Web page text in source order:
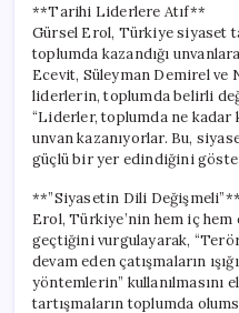
**Tarihi Liderlere Atıf**
Gürsel Erol, Türkiye siyaset
toplumda kazandığı
Ecevit, Süleyman Demirel
liderlerin, toplumda belirli
“Liderler, toplumda ne kadar
unvan kazanıyorlar. Bu,
güçlü bir yer edindiğini
**”Siyasetin Dili Değişmeli”**
Erol, Türkiye’nin hem iç
geçtiğini vurgulayarak,
devam eden çatışmaların
yöntemlerin” kullanılmasını
tartışmaların toplumda